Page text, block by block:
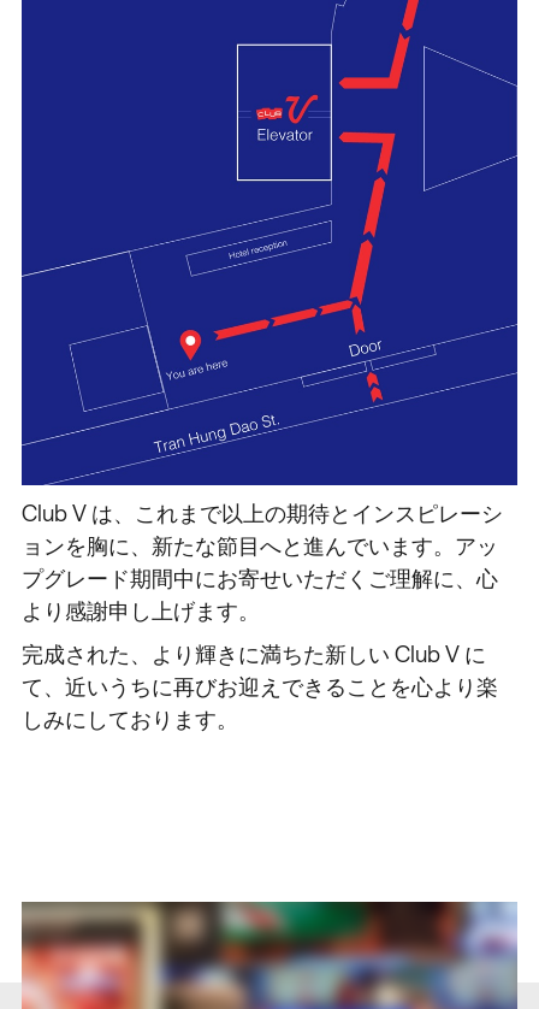
Club V は、これまで以上の期待とインスピレーシ
ョンを胸に、新たな節目へと進んでいます。アッ
プグレード期間中にお寄せいただくご理解に、心
より感謝申し上げます。
完成された、より輝きに満ちた新しい Club V に
て、近いうちに再びお迎えできることを心より楽
しみにしております。